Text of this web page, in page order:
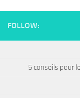
FOLLOW:
5 conseils pour